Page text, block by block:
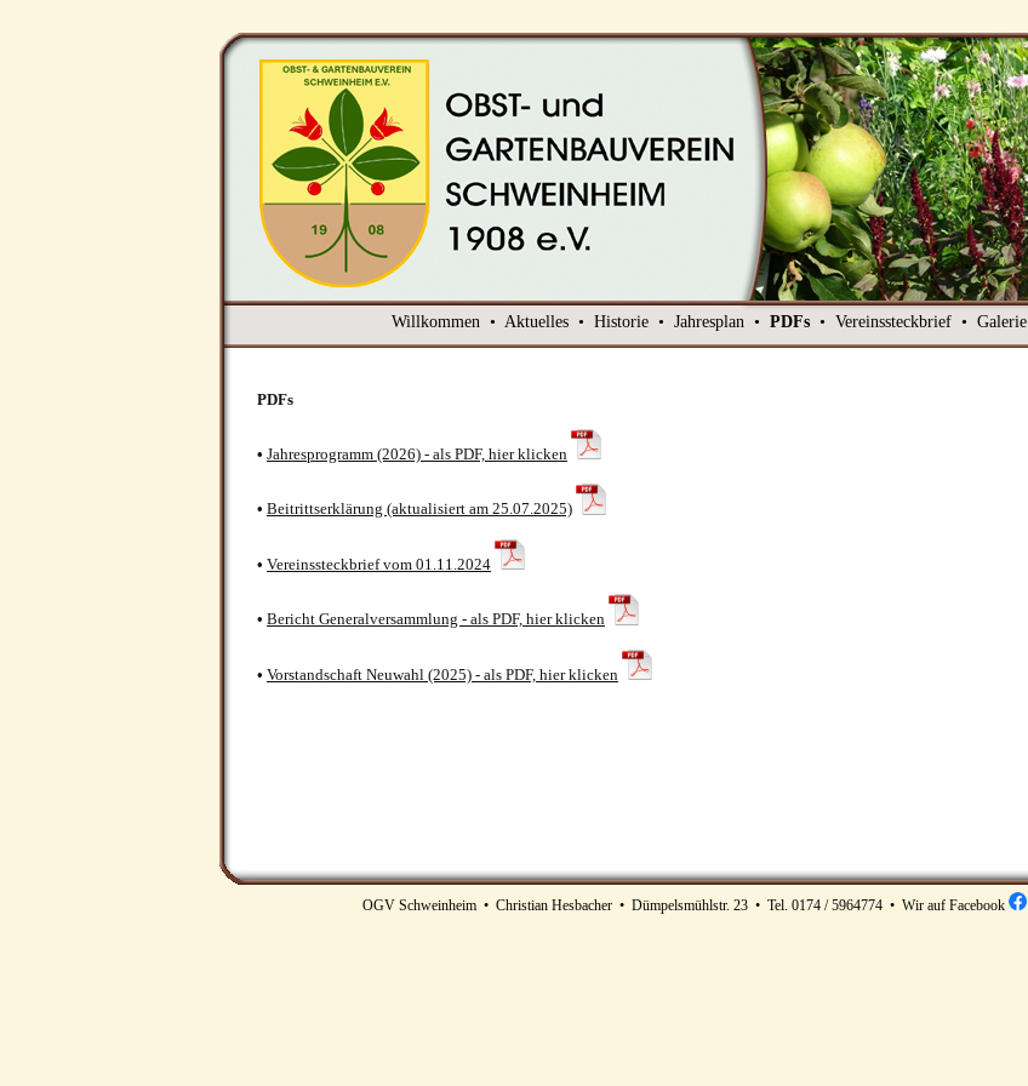
PDFs
• Jahresprogramm (2026) - als PDF, hier klicken
• Beitrittserklärung (aktualisiert am 25.07.2025)
• Vereinssteckbrief vom 01.11.2024
• Bericht Generalversammlung - als PDF, hier klicken
• Vorstandschaft Neuwahl (2025) - als PDF, hier klicken
Willkommen • Aktuelles • Historie • Jahresplan • PDFs • Vereinssteckbrief • Galerie
OGV Schweinheim • Christian Hesbacher • Dümpelsmühlstr. 23 • Tel. 0174 / 5964774 • Wir auf Facebook